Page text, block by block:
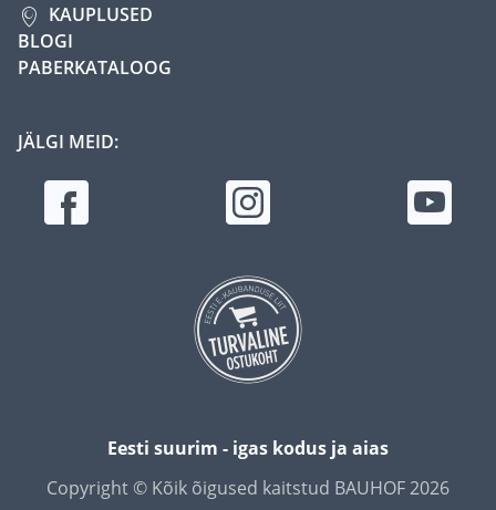
KAUPLUSED
BLOGI
PABERKATALOOG
JÄLGI MEID:
Eesti suurim - igas kodus ja aias
Copyright © Kõik õigused kaitstud BAUHOF 2026